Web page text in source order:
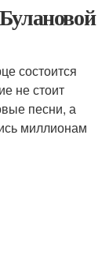
состоится
не стоит
песни, а
миллионам